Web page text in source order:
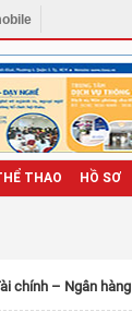
THAO HỒ SƠ
chính – Ngân hàng